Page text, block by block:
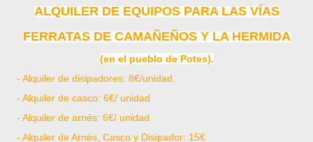
ALQUILER DE EQUIPOS PARA LAS VÍAS
FERRATAS DE CAMAÑEÑOS Y LA HERMIDA
(en el pueblo de Potes).
- Alquiler de disipadores: 8€/unidad.
- Alquiler de casco: 6€/ unidad
- Alquiler de arnés: 6€/ unidad
- Alquiler de Arnés, Casco y Disipador: 15€